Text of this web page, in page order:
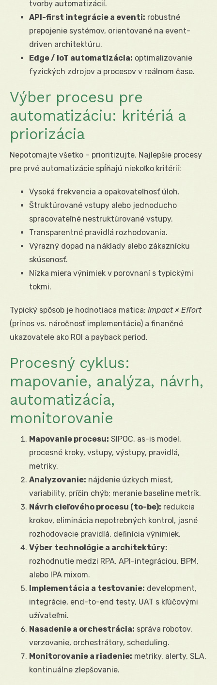
tvorby automatizácií.
API-first integrácie a eventi: robustné
prepojenie systémov, orientované na event-
driven architektúru.
Edge / IoT automatizácia: optimalizovanie
fyzických zdrojov a procesov v reálnom čase.
Výber procesu pre
automatizáciu: kritériá a
priorizácia
Nepotomajte všetko – prioritizujte. Najlepšie procesy
pre prvé automatizácie spĺňajú niekoľko kritérií:
Vysoká frekvencia a opakovateľnosť úloh.
Štruktúrované vstupy alebo jednoducho
spracovateľné nestruktúrované vstupy.
Transparentné pravidlá rozhodovania.
Výrazný dopad na náklady alebo zákaznícku
skúsenosť.
Nízka miera výnimiek v porovnaní s typickými
tokmi.
Typický spôsob je hodnotiaca matica: Impact × Effort
(prínos vs. náročnosť implementácie) a finančné
ukazovatele ako ROI a payback period.
Procesný cyklus:
mapovanie, analýza, návrh,
automatizácia,
monitorovanie
Mapovanie procesu: SIPOC, as-is model,
procesné kroky, vstupy, výstupy, pravidlá,
metriky.
Analyzovanie: nájdenie úzkych miest,
variability, príčin chýb; meranie baseline metrík.
Návrh cieľového procesu (to-be): redukcia
krokov, eliminácia nepotrebných kontrol, jasné
rozhodovacie pravidlá, definícia výnimiek.
Výber technológie a architektúry:
rozhodnutie medzi RPA, API-integráciou, BPM,
alebo IPA mixom.
Implementácia a testovanie: development,
integrácie, end-to-end testy, UAT s kľúčovými
užívateľmi.
Nasadenie a orchestrácia: správa robotov,
verzovanie, orchestrátory, scheduling.
Monitorovanie a riadenie: metriky, alerty, SLA,
kontinuálne zlepšovanie.